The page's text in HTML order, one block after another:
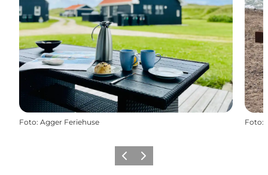
Foto: Agger Feriehuse Foto:
ForrigeNæste